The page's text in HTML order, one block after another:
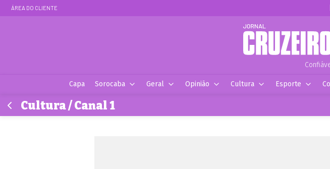
ÁREA DO CLIENTE
Capa Sorocaba Geral Opinião Cultura Esporte
Cultura / Canal 1